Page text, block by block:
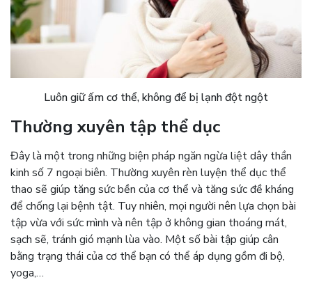
Luôn giữ ấm cơ thể, không để bị lạnh đột ngột
Thường xuyên tập thể dục
Đây là một trong những biện pháp ngăn ngừa liệt dây thần
kinh số 7 ngoại biên. Thường xuyên rèn luyện thể dục thể
thao sẽ giúp tăng sức bền của cơ thể và tăng sức đề kháng
để chống lại bệnh tật. Tuy nhiên, mọi người nên lựa chọn bài
tập vừa với sức mình và nên tập ở không gian thoáng mát,
sạch sẽ, tránh gió mạnh lùa vào. Một số bài tập giúp cân
bằng trạng thái của cơ thể bạn có thể áp dụng gồm đi bộ,
yoga,…